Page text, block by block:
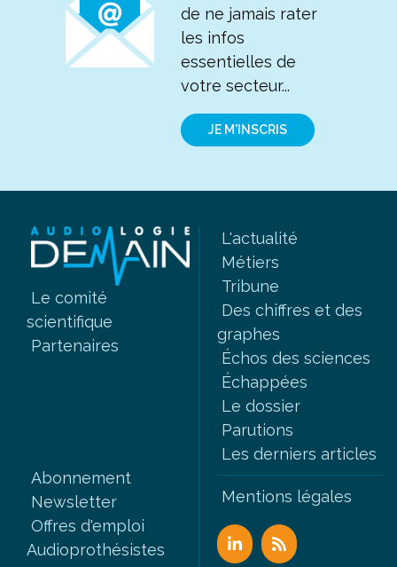
de ne jamais rater
les infos
essentielles de
votre secteur...
JE M'INSCRIS
Le comité
scientifique
Partenaires
L'actualité
Métiers
Tribune
Des chiffres et des
graphes
Échos des sciences
Échappées
Le dossier
Parutions
Les derniers articles
Abonnement
Newsletter
Offres d'emploi
Audioprothésistes
Mentions légales